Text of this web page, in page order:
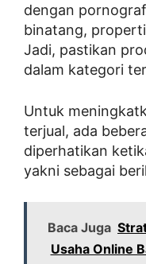
dengan
binatang,
Jadi, pastikan
dalam kategori
Untuk
terjual, ada
diperhatikan
yakni sebagai
Baca Juga
Usaha Online